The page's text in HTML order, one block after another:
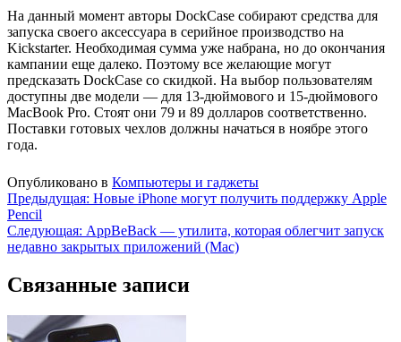
На данный момент авторы DockCase собирают средства для
запуска своего аксессуара в серийное производство на
Kickstarter. Необходимая сумма уже набрана, но до окончания
кампании еще далеко. Поэтому все желающие могут
предсказать DockCase со скидкой. На выбор пользователям
доступны две модели — для 13-дюймового и 15-дюймового
MacBook Pro. Стоят они 79 и 89 долларов соответственно.
Поставки готовых чехлов должны начаться в ноябре этого
года.
Опубликовано в Компьютеры и гаджеты
Навигация
по
записям
Предыдущая: Новые iPhone могут получить поддержку Apple
Pencil
Следующая: AppBeBack — утилита, которая облегчит запуск
недавно закрытых приложений (Mac)
Связанные записи